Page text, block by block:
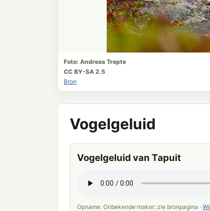
Foto: Andreas Trepte
CC BY-SA 2.5
Bron
Vogelgeluid
Vogelgeluid van Tapuit
Opname: Onbekende maker; zie bronpagina ·